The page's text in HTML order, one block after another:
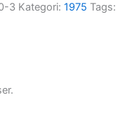
3 Kategori: 1975 Tags: